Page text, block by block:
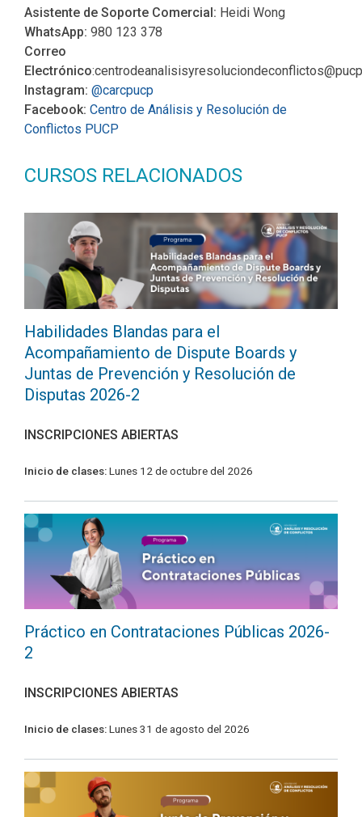
Asistente de Soporte Comercial: Heidi Wong
WhatsApp: 980 123 378
Correo
Electrónico
Instagram: @carcpucp
Facebook: Centro de Análisis y Resolución de
Conflictos PUCP
CURSOS RELACIONADOS
Habilidades Blandas para el
Acompañamiento de Dispute Boards y
Juntas de Prevención y Resolución de
Disputas 2026-2
INSCRIPCIONES ABIERTAS
Inicio de clases:Lunes 12 de octubre del 2026
Práctico en Contrataciones Públicas 2026-
2
INSCRIPCIONES ABIERTAS
Inicio de clases:Lunes 31 de agosto del 2026